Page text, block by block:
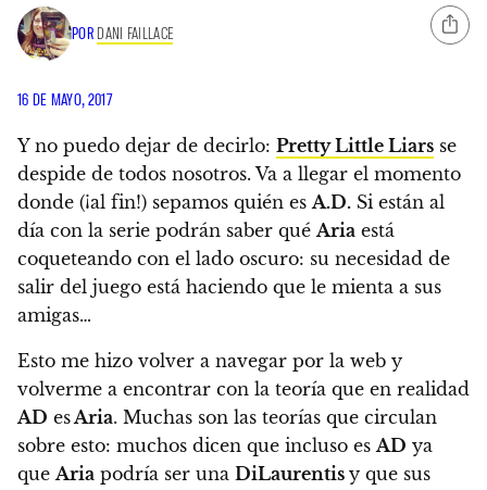
POR DANI FAILLACE
16 DE MAYO, 2017
Y no puedo dejar de decirlo: Pretty Little Liars se
despide de todos nosotros. Va a llegar el momento
donde (¡al fin!) sepamos quién esA.D. Si están al
día con la serie podrán saber quéAria está
coqueteando con el lado oscuro: su necesidad de
salir del juego está haciendo que le mienta a sus
amigas…
Esto me hizo volver a navegar por la web y
volverme a encontrar con la teoría que en realidad
AD esAria. Muchas son las teorías que circulan
sobre esto: muchos dicen que incluso esAD ya
queAria podría ser una DiLaurentis y que sus